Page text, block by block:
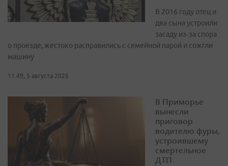
В 2016 году отец и
два сына устроили
засаду из‑за спора
о проезде, жестоко расправились с семейной парой и сожгли
машину
11:49, 5 августа 2026
В Приморье
вынесли
приговор
водителю фуры,
устроившему
смертельное
ДТП